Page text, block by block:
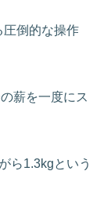
圧倒的な操作
薪を一度にス
ら1.3kgという